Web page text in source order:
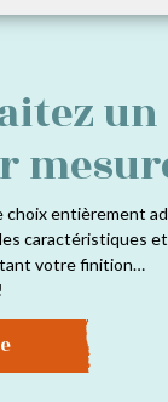
un
choix entièrement
caractéristiques et
votre finition…